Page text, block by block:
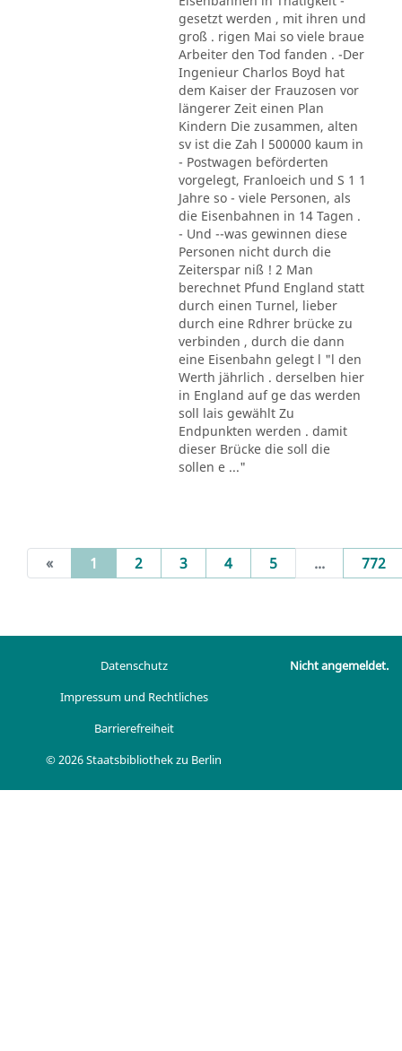
gesetzt werden , mit ihren und
groß . rigen Mai so viele braue
Arbeiter den Tod fanden . -Der
Ingenieur Charlos Boyd hat
dem Kaiser der Frauzosen vor
längerer Zeit einen Plan
Kindern Die zusammen, alten
sv ist die Zah l 500000 kaum in
- Postwagen beförderten
vorgelegt, Franloeich und S 1 1
Jahre so - viele Personen, als
die Eisenbahnen in 14 Tagen .
- Und --was gewinnen diese
Personen nicht durch die
Zeiterspar niß ! 2 Man
berechnet Pfund England statt
durch einen Turnel, lieber
durch eine Rdhrer brücke zu
verbinden , durch die dann
eine Eisenbahn gelegt l "l den
Werth jährlich . derselben hier
in England auf ge das werden
soll lais gewählt Zu
Endpunkten werden . damit
dieser Brücke die soll die
sollen e ..."
« 1 (current)
2 3 4 5 ... 772
Datenschutz
Impressum und Rechtliches
Barrierefreiheit
© 2026 Staatsbibliothek zu Berlin
Nicht angemeldet.